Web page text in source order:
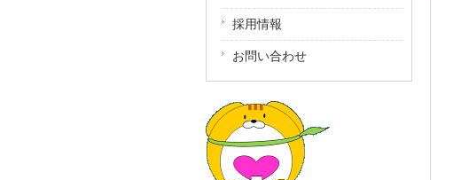
採用情報
お問い合わせ